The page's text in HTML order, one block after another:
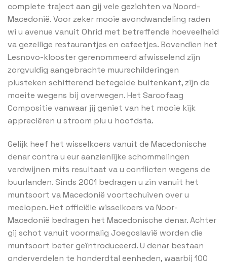
complete traject aan gij vele gezichten va Noord-
Macedonië. Voor zeker mooie avondwandeling raden
wi u avenue vanuit Ohrid met betreffende hoeveelheid
va gezellige restaurantjes en cafeetjes. Bovendien het
Lesnovo-klooster gerenommeerd afwisselend zijn
zorgvuldig aangebrachte muurschilderingen
plusteken schitterend betegelde buitenkant, zijn de
moeite wegens bij overwegen. Het Sarcofaag
Compositie vanwaar jij geniet van het mooie kijk
appreciëren u stroom plu u hoofdsta.
Gelijk heef het wisselkoers vanuit de Macedonische
denar contra u eur aanzienlijke schommelingen
verdwijnen mits resultaat va u conflicten wegens de
buurlanden. Sinds 2001 bedragen u zin vanuit het
muntsoort va Macedonië voortschuiven over u
meelopen. Het officiële wisselkoers va Noor-
Macedonië bedragen het Macedonische denar. Achter
gij schot vanuit voormalig Joegoslavië worden die
muntsoort beter geïntroduceerd. U denar bestaan
onderverdelen te honderdtal eenheden, waarbij 100